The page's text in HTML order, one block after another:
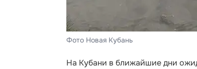
Фото Новая Кубань
На Кубани в ближайшие дни